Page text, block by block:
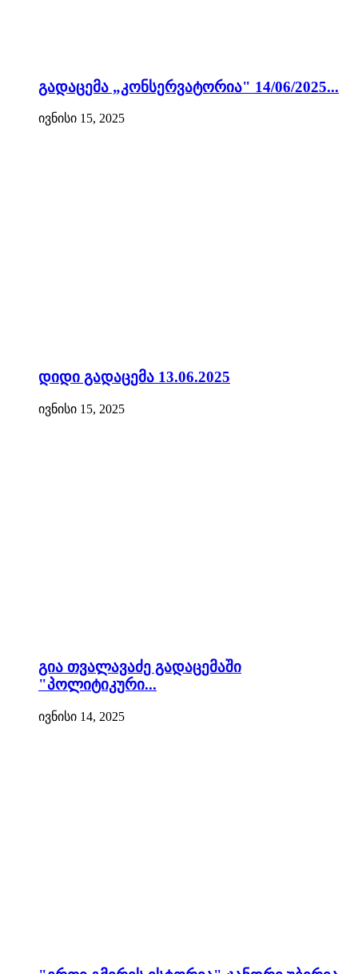
გადაცემა „კონსერვატორია" 14/06/2025...
ივნისი 15, 2025
დიდი გადაცემა 13.06.2025
ივნისი 15, 2025
გია თვალავაძე გადაცემაში
"პოლიტიკური...
ივნისი 14, 2025